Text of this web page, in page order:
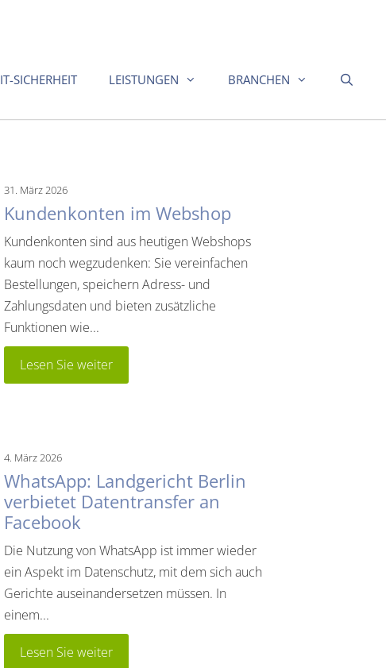
IT-SICHERHEIT LEISTUNGEN BRANCHEN
31. März 2026
Kundenkonten im Webshop
Kundenkonten sind aus heutigen Webshops
kaum noch wegzudenken: Sie vereinfachen
Bestellungen, speichern Adress- und
Zahlungsdaten und bieten zusätzliche
Funktionen wie...
Lesen Sie weiter
4. März 2026
WhatsApp: Landgericht Berlin
verbietet Datentransfer an
Facebook
Die Nutzung von WhatsApp ist immer wieder
ein Aspekt im Datenschutz, mit dem sich auch
Gerichte auseinandersetzen müssen. In
einem...
Lesen Sie weiter